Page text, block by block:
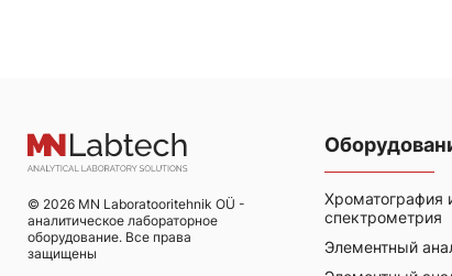
© 2026 MN Laboratooritehnik OÜ -
аналитическое лабораторное
оборудование. Все права
защищены
Хроматография
спектрометрия
Элементный